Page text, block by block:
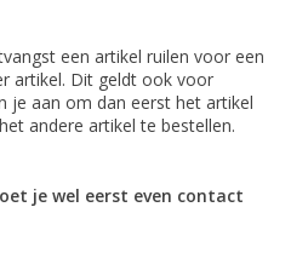
een artikel ruilen voor een
artikel. Dit geldt ook voor
je aan om dan eerst het artikel
andere artikel te bestellen.
je wel eerst even contact